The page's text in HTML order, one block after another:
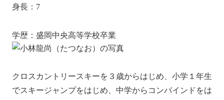
身長：173cm
学歴：盛岡中央高等学校卒業
クロスカントリースキーを３歳からはじめ、小学１年生
でスキージャンプをはじめ、中学からコンバインドをは